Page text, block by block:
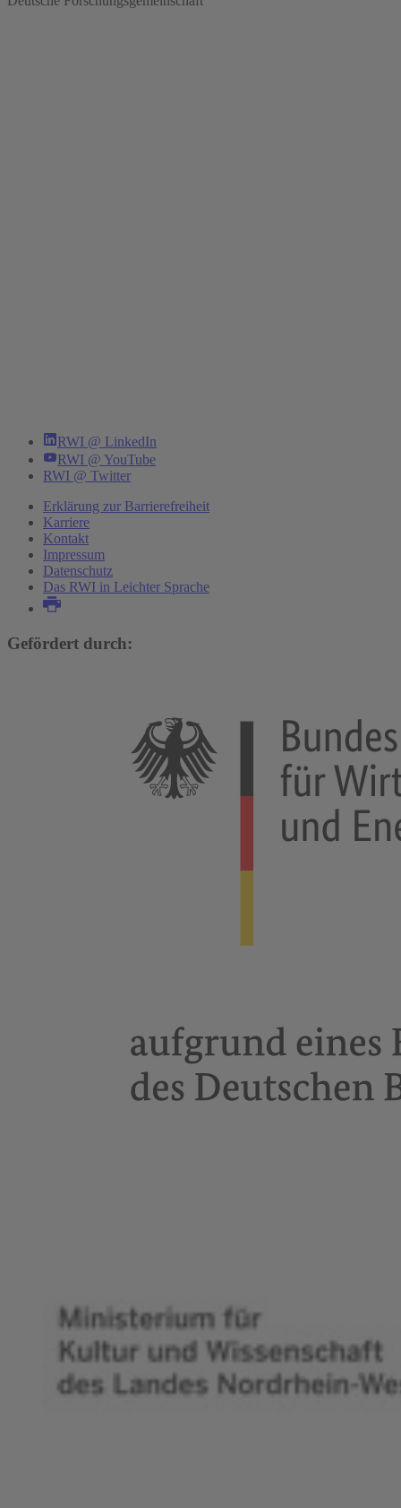
RWI @ LinkedIn
RWI @ YouTube
RWI @ Twitter
Erklärung zur Barrierefreiheit
Karriere
Kontakt
Impressum
Datenschutz
Das RWI in Leichter Sprache
Gefördert durch: